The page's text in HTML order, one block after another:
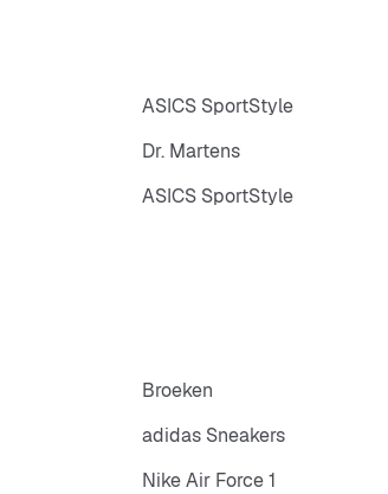
ASICS SportStyle
Dr. Martens
ASICS SportStyle
Broeken
adidas Sneakers
Nike Air Force 1